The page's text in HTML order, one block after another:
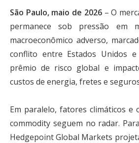
São Paulo, maio de 2026– O
permanece sob pressão em
macroeconômico adverso,
conflito entre Estados Unidos
prêmio de risco global e
custos de energia, fretes e
Em paralelo, fatores climáticos e
commodity seguem no radar.
Hedgepoint Global Markets